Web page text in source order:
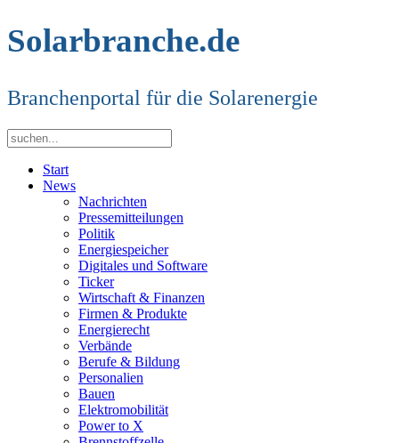
Solarbranche.de
Branchenportal für die Solarenergie
Start
News
Nachrichten
Pressemitteilungen
Politik
Energiespeicher
Digitales und Software
Ticker
Wirtschaft & Finanzen
Firmen & Produkte
Energierecht
Verbände
Berufe & Bildung
Personalien
Bauen
Elektromobilität
Power to X